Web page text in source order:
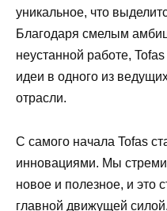
уникальное, что
Благодаря смелым
неустанной работе,
идеи в одного из
отрасли.
С самого начала Tofas
инновациями. Мы
новое и полезное, и это
главной движущей